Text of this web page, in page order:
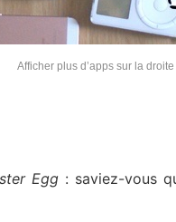
Afficher plus d’apps sur la
Egg : saviez-vous